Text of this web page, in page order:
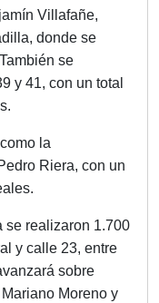
Villafañe,
donde se
se
y 41, con un total
la
Riera, con un
se realizaron 1.700
y calle 23, entre
sobre
Moreno y